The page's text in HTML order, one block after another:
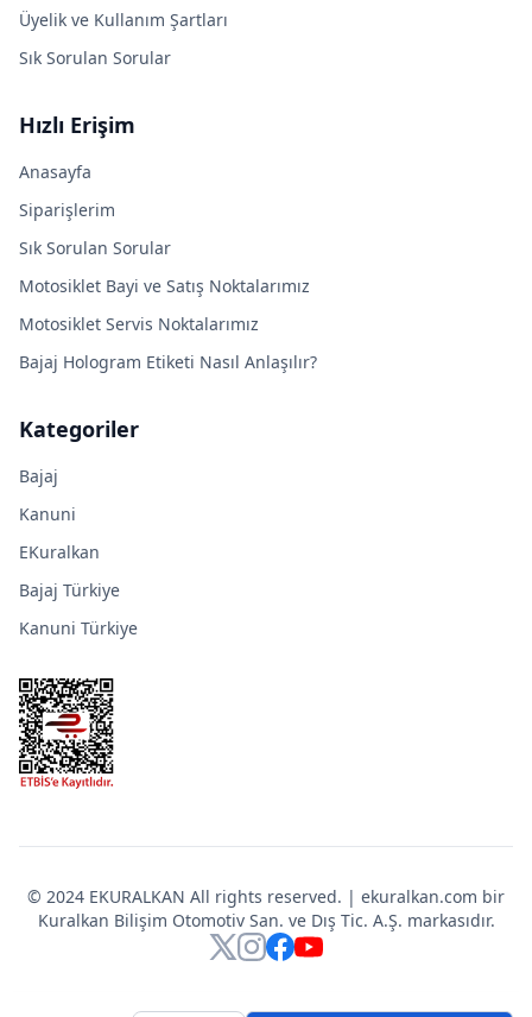
Üyelik ve Kullanım Şartları
Sık Sorulan Sorular
Hızlı Erişim
Anasayfa
Siparişlerim
Sık Sorulan Sorular
Motosiklet Bayi ve Satış Noktalarımız
Motosiklet Servis Noktalarımız
Bajaj Hologram Etiketi Nasıl Anlaşılır?
Kategoriler
Bajaj
Kanuni
EKuralkan
Bajaj Türkiye
Kanuni Türkiye
© 2024 EKURALKAN All rights reserved. | ekuralkan.com bir
Kuralkan Bilişim Otomotiv San. ve Dış Tic. A.Ş. markasıdır.